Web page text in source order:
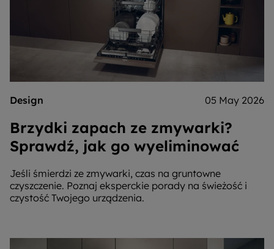
Design 05 May 2026
Brzydki zapach ze zmywarki?
Sprawdź, jak go wyeliminować
Jeśli śmierdzi ze zmywarki, czas na gruntowne
czyszczenie. Poznaj eksperckie porady na świeżość i
czystość Twojego urządzenia.